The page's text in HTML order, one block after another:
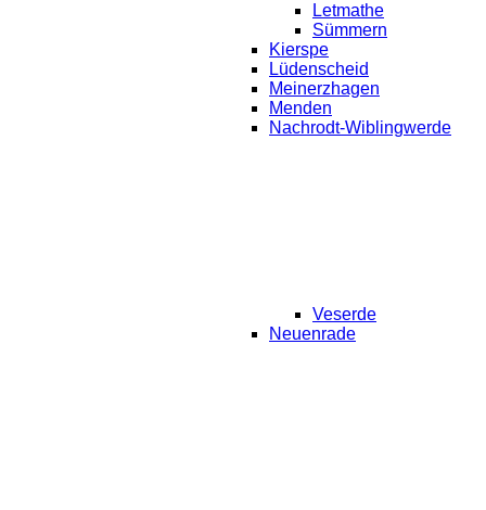
Letmathe
Sümmern
Kierspe
Lüdenscheid
Meinerzhagen
Menden
Nachrodt-Wiblingwerde
Veserde
Neuenrade